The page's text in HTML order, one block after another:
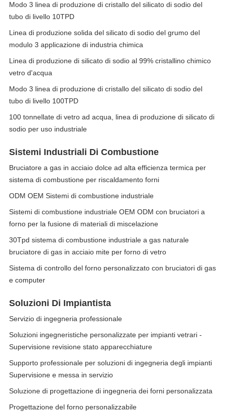
Modo 3 linea di produzione di cristallo del silicato di sodio del
tubo di livello 10TPD
Linea di produzione solida del silicato di sodio del grumo del
modulo 3 applicazione di industria chimica
Linea di produzione di silicato di sodio al 99% cristallino chimico
vetro d'acqua
Modo 3 linea di produzione di cristallo del silicato di sodio del
tubo di livello 100TPD
100 tonnellate di vetro ad acqua, linea di produzione di silicato di
sodio per uso industriale
Sistemi Industriali Di Combustione
Bruciatore a gas in acciaio dolce ad alta efficienza termica per
sistema di combustione per riscaldamento forni
ODM OEM Sistemi di combustione industriale
Sistemi di combustione industriale OEM ODM con bruciatori a
forno per la fusione di materiali di miscelazione
30Tpd sistema di combustione industriale a gas naturale
bruciatore di gas in acciaio mite per forno di vetro
Sistema di controllo del forno personalizzato con bruciatori di gas
e computer
Soluzioni Di Impiantista
Servizio di ingegneria professionale
Soluzioni ingegneristiche personalizzate per impianti vetrari -
Supervisione revisione stato apparecchiature
Supporto professionale per soluzioni di ingegneria degli impianti
Supervisione e messa in servizio
Soluzione di progettazione di ingegneria dei forni personalizzata
Progettazione del forno personalizzabile